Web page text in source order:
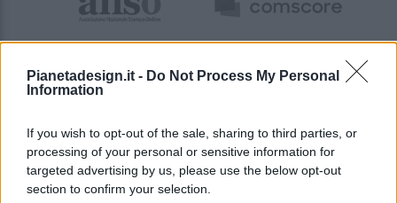
Pianetadesign.it - Do Not Process My Personal
Information
If you wish to opt-out of the sale, sharing to third parties, or
processing of your personal or sensitive information for
targeted advertising by us, please use the below opt-out
section to confirm your selection.
© 2026 - Pianeta Design - P.IVA 04827280654 - Testata
Registrata Al Tribunale Di Nocera Inferiore N. 8/2020 - RG N.